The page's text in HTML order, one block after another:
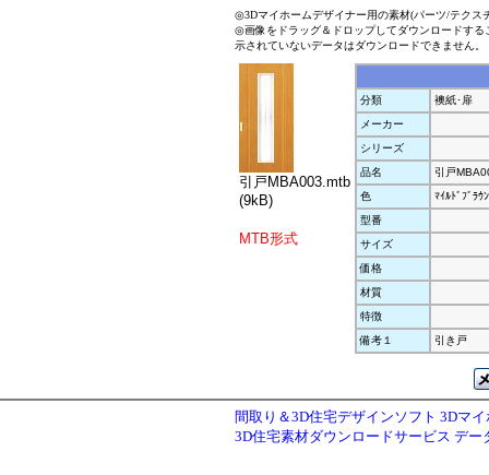
◎3Dマイホームデザイナー用の素材(パーツ/テクス
◎画像をドラッグ＆ドロップしてダウンロードす
示されていないデータはダウンロードできません。
引戸MBA003.mtb
(9kB)
MTB形式
分類
襖紙･扉
メーカー
シリーズ
品名
引戸
色
ﾏｲﾙﾄﾞﾌﾞﾗｳﾝ
型番
サイズ
価格
材質
特徴
備考１
引き戸
間取り＆3D住宅デザインソフト 3Dマ
3D住宅素材ダウンロードサービス デー